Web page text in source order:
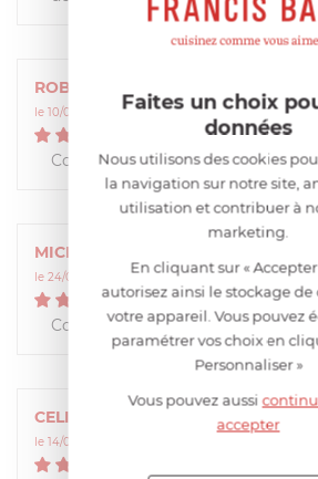
ROBERT
le 10/01/2022 à 14:19:20
Conforme à la commande-
MICHEL
le 24/07/2021 à 15:32:31
5/5
Conforme à ma commande
CELINE
le 14/01/2021 à 10:56:31
Faites un choix
données
Nous utilisons des cookies
la navigation sur notre site,
utilisation et contribuer à
marketing.
En cliquant sur « Accepter
autorisez ainsi le stockage de
votre appareil. Vous pouvez
paramétrer vos choix en
Personnaliser »
Vous pouvez aussi
accepter